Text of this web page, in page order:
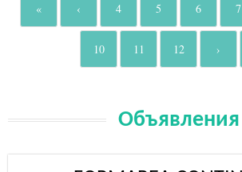
« ‹ 4 5 6 7
10 11 12 ›
Объявления